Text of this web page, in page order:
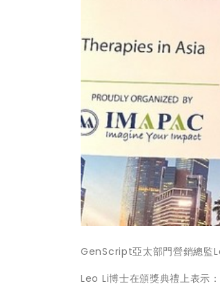
GenScript亞太部門營銷總監
Leo Li博士在頒獎典禮上表示